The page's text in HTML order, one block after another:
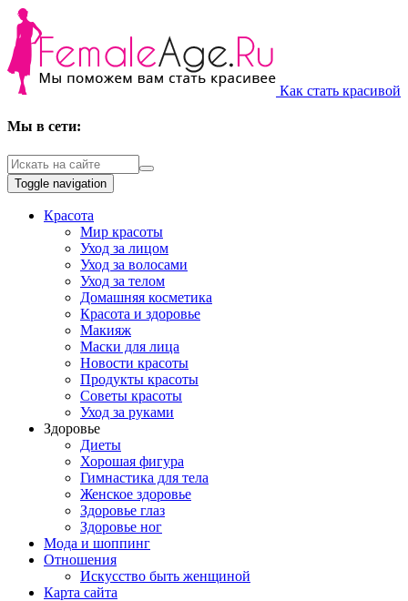
Как стать красивой
Мы в сети:
Toggle navigation
Красота
Мир красоты
Уход за лицом
Уход за волосами
Уход за телом
Домашняя косметика
Красота и здоровье
Макияж
Маски для лица
Новости красоты
Продукты красоты
Советы красоты
Уход за руками
Здоровье
Диеты
Хорошая фигура
Гимнастика для тела
Женское здоровье
Здоровье глаз
Здоровье ног
Мода и шоппинг
Отношения
Искусство быть женщиной
Карта сайта